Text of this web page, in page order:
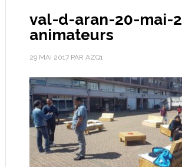
val-d-aran-20-mai-
animateurs
29 MAI 2017PAR AZQ1